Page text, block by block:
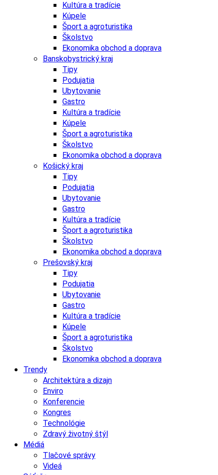
Kultúra a tradície
Kúpele
Šport a agroturistika
Školstvo
Ekonomika obchod a doprava
Banskobystrický kraj
Tipy
Podujatia
Ubytovanie
Gastro
Kultúra a tradície
Kúpele
Šport a agroturistika
Školstvo
Ekonomika obchod a doprava
Košický kraj
Tipy
Podujatia
Ubytovanie
Gastro
Kultúra a tradície
Šport a agroturistika
Školstvo
Ekonomika obchod a doprava
Prešovský kraj
Tipy
Podujatia
Ubytovanie
Gastro
Kultúra a tradície
Kúpele
Šport a agroturistika
Školstvo
Ekonomika obchod a doprava
Trendy
Architektúra a dizajn
Enviro
Konferencie
Kongres
Technológie
Zdravý životný štýl
Médiá
Tlačové správy
Videá